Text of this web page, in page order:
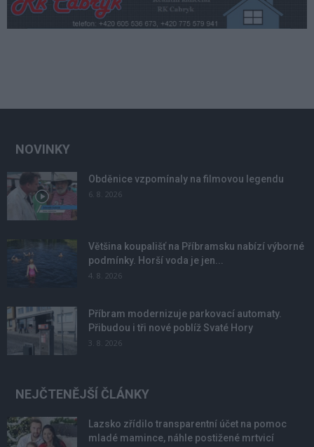
NOVINKY
Obděnice vzpomínaly na filmovou legendu
6. 8. 2026
Většina koupališť na Příbramsku nabízí výborné
podmínky. Horší voda je jen...
4. 8. 2026
Příbram modernizuje parkovací automaty.
Přibudou i tři nové poblíž Svaté Hory
3. 8. 2026
NEJČTENĚJŠÍ ČLÁNKY
Lazsko zřídilo transparentní účet na pomoc
mladé mamince, náhle postižené mrtvicí